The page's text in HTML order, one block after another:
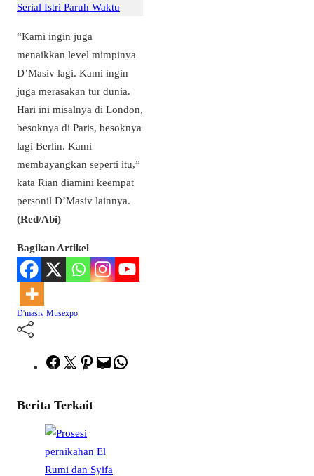
Serial Istri Paruh Waktu
“Kami ingin juga
menaikkan level mimpinya
D’Masiv lagi. Kami ingin
juga merasakan tur dunia.
Hari ini misalnya di London,
besoknya di Paris, besoknya
lagi Berlin. Kami
membayangkan seperti itu,”
kata Rian diamini keempat
personil D’Masiv lainnya.
(Red/Abi)
Bagikan Artikel
D'masiv Musexpo
Facebook
TwitterPinterest
Mail
Berita Terkait